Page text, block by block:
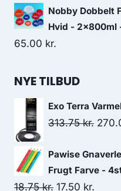
Nobby Dobbelt
Hvid - 2x800ml
65.00 kr.
NYE TILBUD
Exo Terra
313.75kr. Den
pris
var:
Pawise
Frugt Farve -
18.75kr. Den
17.50 kr.